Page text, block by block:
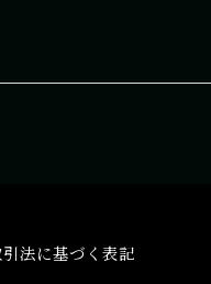
法に基づく表記